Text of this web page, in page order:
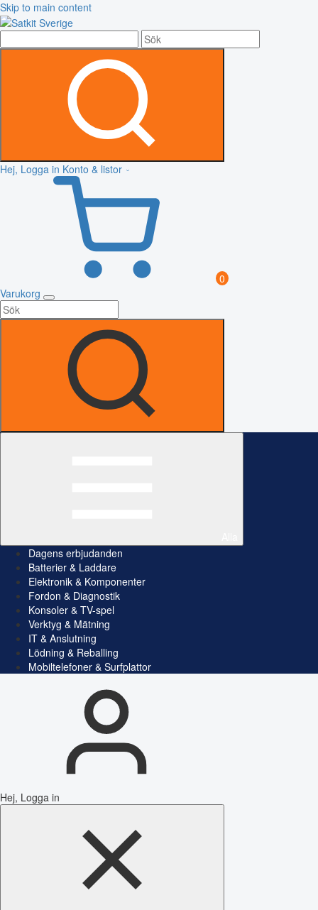
Skip to main content
Hej, Logga in Konto & listor
0
Varukorg
Dagens erbjudanden
Batterier & Laddare
Elektronik & Komponenter
Fordon & Diagnostik
Konsoler & TV-spel
Verktyg & Mätning
IT & Anslutning
Lödning & Reballing
Mobiltelefoner & Surfplattor
Hej, Logga in